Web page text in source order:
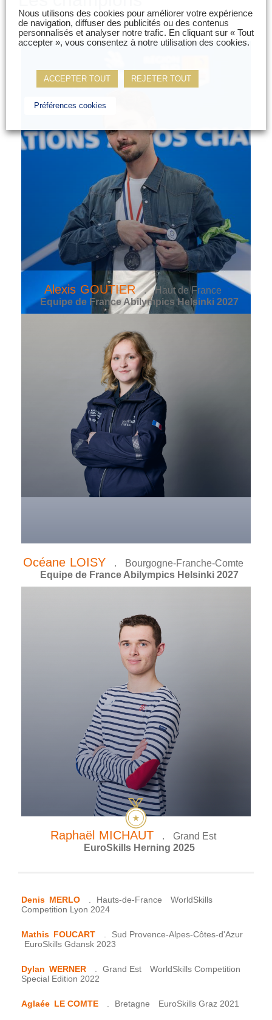
Alexis GOUTIER .
Haut de France
Equipe de France Abilympics Helsinki 2027
Océane LOISY .
Bourgogne-Franche-Comte
Equipe de France Abilympics Helsinki 2027
Raphaël MICHAUT .
Grand Est
EuroSkills Herning 2025
Denis MERLO Hauts-de-France
WorldSkills
Competition Lyon 2024
Mathis FOUCART
Sud Provence-Alpes-Côtes-d'Azur
EuroSkills Gdansk 2023
Dylan WERNER Grand Est
WorldSkills Competition
Special Edition 2022
Aglaée LE COMTE Bretagne EuroSkills Graz 2021
Nous utilisons des cookies pour améliorer votre expérience
de navigation, diffuser des publicités ou des contenus
personnalisés et analyser notre trafic. En cliquant sur « Tout
accepter », vous consentez à notre utilisation des cookies.
ACCEPTER TOUT REJETER TOUT
Préférences cookies